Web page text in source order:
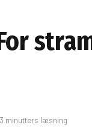
3 minutters læsning